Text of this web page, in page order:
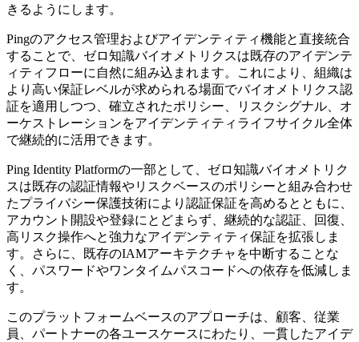
きるようにします。
Pingのアクセス管理およびアイデンティティ機能と直接統合
することで、ゼロ知識バイオメトリクスは既存のアイデンテ
ィティフローに自然に組み込まれます。これにより、組織は
より高い保証レベルが求められる場面でバイオメトリクス認
証を適用しつつ、確立されたポリシー、リスクシグナル、オ
ーケストレーションをアイデンティティライフサイクル全体
で継続的に活用できます。
Ping Identity Platformの一部として、ゼロ知識バイオメトリク
スは既存の認証情報やリスクベースのポリシーと組み合わせ
たプライバシー保護技術により認証保証を高めるとともに、
アカウント開設や登録にとどまらず、継続的な認証、回復、
高リスク操作へと強力なアイデンティティ保証を拡張しま
す。さらに、既存のIAMアーキテクチャを中断することな
く、パスワードやワンタイムパスコードへの依存を低減しま
す。
このプラットフォームベースのアプローチは、顧客、従業
員、パートナーの各ユースケースにわたり、一貫したアイデ